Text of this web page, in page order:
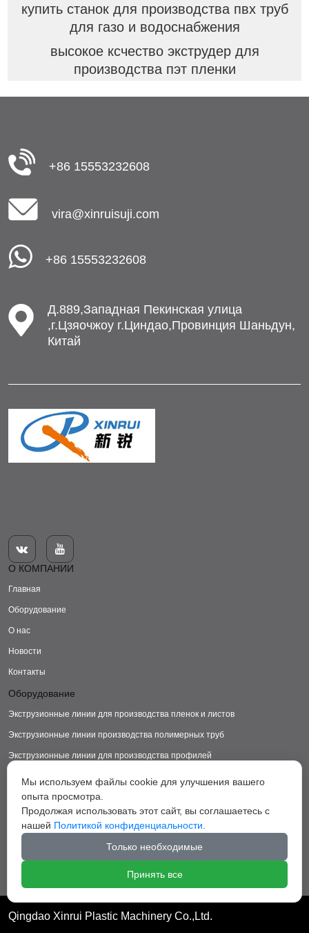
купить станок для производства пвх труб
для газо и водоснабжения
высокое ксчество экструдер для
производства пэт пленки
+86 15553232608
vira@xinruisuji.com
+86 15553232608
Д.889,Западная Пекинская улица
,г.Цзяочжоу г.Циндао,Провинция Шаньдун,
Китай


О КОМПАНИИ
Главная
Оборудование
О нас
Новости
Контакты
Оборудование
Экструзионные линии для производства пленок и листов
Экструзионные линии производства полимерных труб
Экструзионные линии для производства профилей
Экструзионные линии для производства пластиковых ковриков
Экструзионные линии для производства грануляторы
Вспомогательное оборудование
Qingdao Xinrui Plastic Machinery Co.,Ltd.
Мы используем файлы cookie для улучшения вашего
опыта просмотра.
Продолжая использовать этот сайт, вы соглашаетесь с
нашей Политикой конфиденциальности.
Только необходимые
Принять все